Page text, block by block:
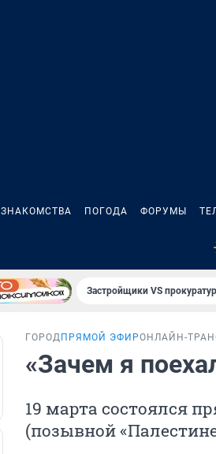
ЗНАКОМСТВА ПОГОДА ФОРУМЫ
Застройщики VS
ГОРОД ПРЯМОЙ ЭФИРОНЛАЙН-
«Зачем я
19 марта состоялся
(позывной